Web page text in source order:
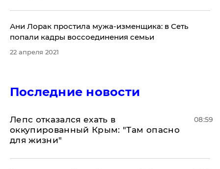
Ани Лорак простила мужа-изменщика: в Сеть
попали кадры воссоединения семьи
22 апреля 2021
Последние новости
Лепс отказался ехать в
оккупированный Крым: "Там опасно
для жизни"
08:59